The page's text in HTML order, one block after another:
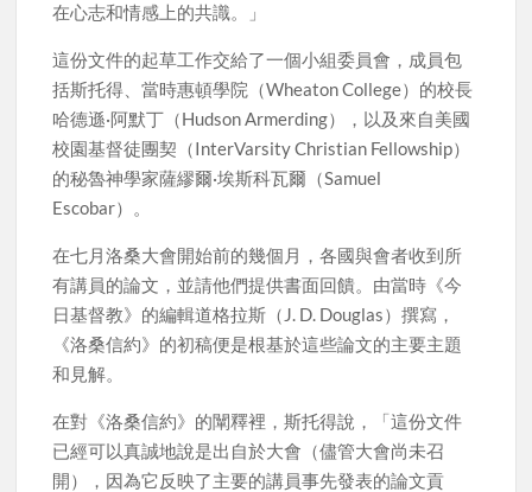
在心志和情感上的共識。」
這份文件的起草工作交給了一個小組委員會，成員包
括斯托得、當時惠頓學院（Wheaton College）的校長
哈德遜·阿默丁（Hudson Armerding），以及來自美國
校園基督徒團契（InterVarsity Christian Fellowship）
的秘魯神學家薩繆爾·埃斯科瓦爾（Samuel
Escobar）。
在七月洛桑大會開始前的幾個月，各國與會者收到所
有講員的論文，並請他們提供書面回饋。由當時《今
日基督教》的編輯道格拉斯（J. D. Douglas）撰寫，
《洛桑信約》的初稿便是根基於這些論文的主要主題
和見解。
在對《洛桑信約》的闡釋裡，斯托得說，「這份文件
已經可以真誠地說是出自於大會（儘管大會尚未召
開），因為它反映了主要的講員事先發表的論文貢